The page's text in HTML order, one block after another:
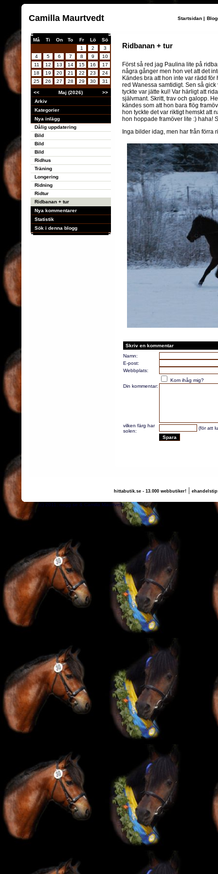
Camilla Maurtvedt Startsidan |
Må Ti On To Fr Lö
Sö
1
2
3
4
5 6 7 8 9
10
11
12 13 14 15 16
17
18
19 20 21 22 23
24
25
26 27 28 29 30 31
<< Maj (2026)
>>
Arkiv
Kategorier
Nya inlägg
Dålig uppdatering
Bild
Bild
Bild
Ridhus
Träning
Longering
Ridning
Ridtur
Ridbanan + tur
Nya kommentarer
Statistik
Sök i denna blogg
Ridbanan + tur
Först så red jag Paulina lite på
några gånger men hon vet att det
Kändes bra att hon inte var rädd
red Wanessa samtidigt. Sen så
tyckte var jätte kul! Var härligt att
självmant. Skritt, trav och galopp.
kändes som att hon bara flög
hon tyckte det var riktigt hemskt att
hon hoppade framöver lite :) haha!
Inga bilder idag, men har från förra
Skriv en kommentar
Namn:
E-post:
Webbplats:
Kom ihåg mig?
Din kommentar:
vilken färg har
solen:
(för att
hittabutik.se - 13.000 webbutiker!|
(c) 2011, nogg.se & Camilla Maurtvedt